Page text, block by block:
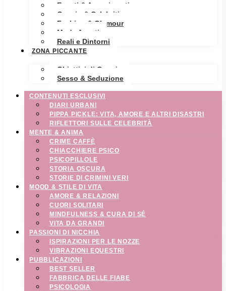
Eventi & Avvenimenti
Gossip & Celebrities
Fashion & Glamour
Moda Avanti
Reali e Dintorni
ZONA PICCANTE
Obiettivi di Coppia
Sesso & Seduzione
CONTENUTI ESCLUSIVI
DIARI URBANI
PIPPA PICKLE: VITA, AMORE E ALTRI DISASTRI
RIFLETTORI SULLE CELEBRITÀ
MENTE & ANIMA
CRIME CAFFÈ
CHIACCHIERE PSICO
PSICOPILLOLE
STORIA OSCURA
STORIE DI CRIMINI VERI
MOOD & STILE DI VITA
AMORE & RELAZIONI
CUORI SOLITARI
MINDFULNESS & CURA DI SÉ
VITA DA GRANDI
PASSIONI DI NICCHIA
ISPIRAZIONI PER LE NOZZE
VIBRAZIONI EQUESTRI
PUBBLICAZIONI
BEST SELLER
FABBRICA DELLE FIABE
PSICOLOGIA